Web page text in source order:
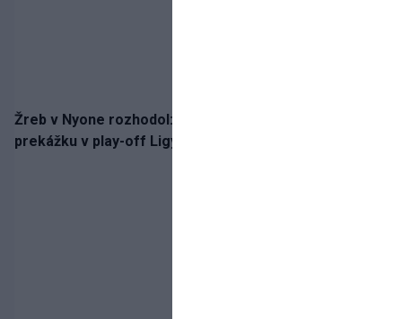
Žreb v Nyone rozhodol: Slovan spoznal potenciálnu
prekážku v play-off Ligy majstrov